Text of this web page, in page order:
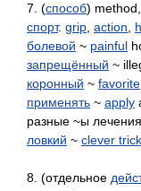
7. (способ) method,
спорт. grip action
болевой ~ painful
запрещённый ~
коронный ~ favorite
применять ~ apply
разные ~ы лечения
ловкий ~ clever trick
8. (отдельное